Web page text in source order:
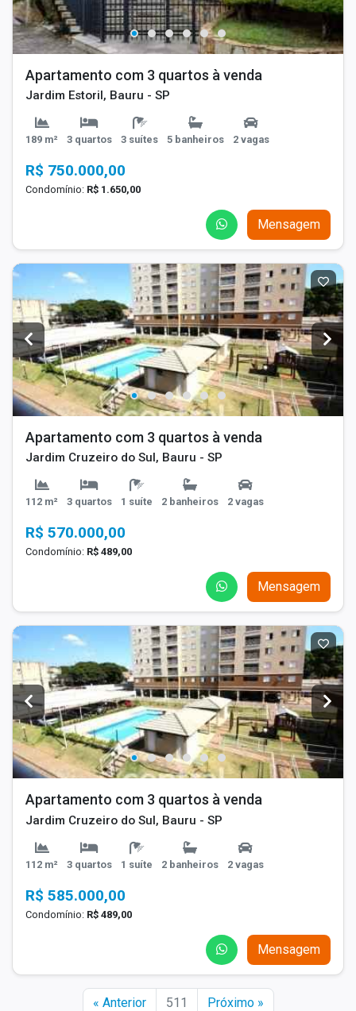
Apartamento com 3 quartos à venda
Jardim Estoril, Bauru - SP
189 m² 3 quartos 3 suítes 5 banheiros 2 vagas
R$ 750.000,00
Condomínio: R$ 1.650,00
Mensagem
Apartamento com 3 quartos à venda
Jardim Cruzeiro do Sul, Bauru - SP
112 m² 3 quartos 1 suíte 2 banheiros 2 vagas
R$ 570.000,00
Condomínio: R$ 489,00
Mensagem
Apartamento com 3 quartos à venda
Jardim Cruzeiro do Sul, Bauru - SP
112 m² 3 quartos 1 suíte 2 banheiros 2 vagas
R$ 585.000,00
Condomínio: R$ 489,00
Mensagem
« Anterior 511 Próximo »